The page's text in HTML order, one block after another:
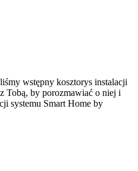
wstępny kosztorys instalacji
Tobą, by porozmawiać o niej i
systemu Smart Home by